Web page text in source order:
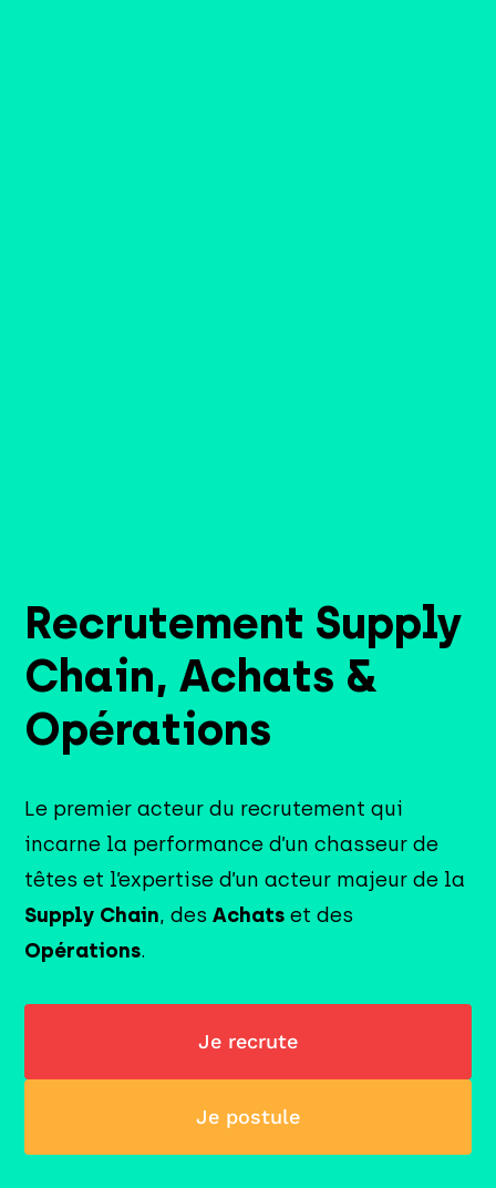
Recrutement Supply
Chain, Achats &
Opérations
Le premier acteur du recrutement qui
incarne la performance d’un chasseur de
têtes et l’expertise d’un acteur majeur de la
Supply Chain, desAchats et des
Opérations.
Je recrute
Je postule